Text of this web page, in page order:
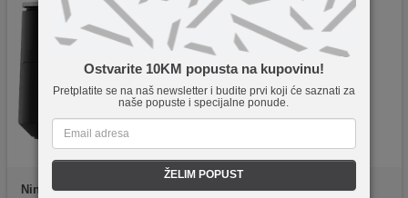
Ostvarite 10KM popusta na kupovinu!
Pretplatite se na naš newsletter i budite prvi koji će saznati za
naše popuste i specijalne ponude.
ŽELIM POPUST
Ninja AF300EU Tefal EY801D15